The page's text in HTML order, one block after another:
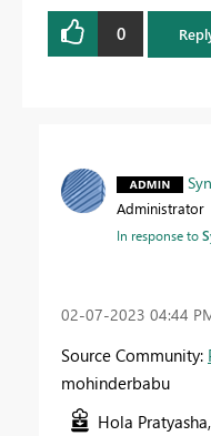
0
Administrator
In response to
‎02-07-2023 04:44
Source Community:
mohinderbabu
Hola